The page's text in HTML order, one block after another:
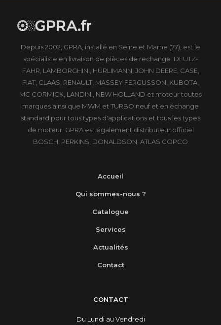
Depuis 2002, GPRA, installé en Seine et Marne (77), est le
spécialiste en livraison de pièces de rechange DEUTZ-
FAHR, LAMBORGHINI, HÜRLIMANN, JOHN DEERE, CASE,
FIAT, CLAAS, RENAULT, MASSEY FERGUSSON, KUBOTA,
MC CORMICK, LANDINI, NEW HOLLAND et moteur toutes
marques ainsi que MWM et TURBO neuf et en échange
standard pour tous types d'applications et tous les types
de moteur. GPRA est également distributeur officiel
BOSCH, PERKINS, DONALDSON, ATLAS COPCO
Accueil
Qui sommes-nous ?
Catalogue
Services
Actualités
Contact
CONTACT
Du Lundi au Vendredi